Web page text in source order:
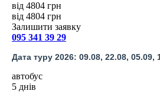
від 4804 грн
від 4804 грн
Залишити заявку
095 341 39 29
Дата туру 2026: 09.08, 22.08, 05.09,
автобус
5 днів